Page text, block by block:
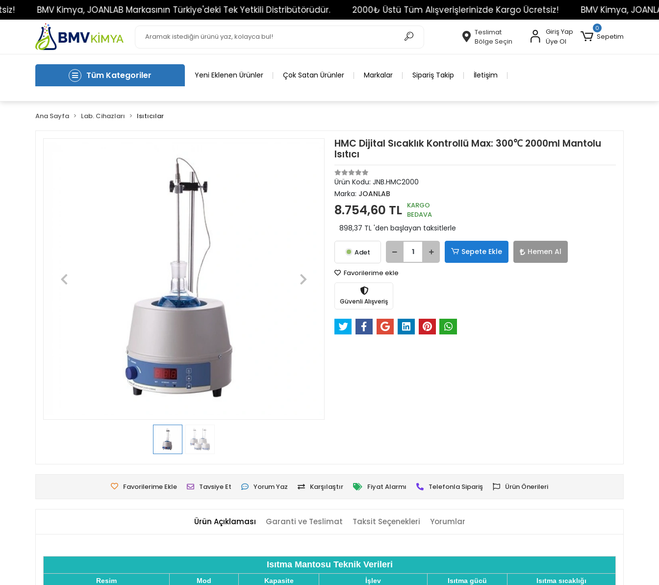
BMV Kimya, JOANLAB Markasının Türkiye'deki Tek Yetkili Distribütörüdür. 2000₺ Üstü Tüm Alışverişlerinizde Kargo Ücretsiz! BMV Kimya, JOANLAB
Teslimat
Bölge Seçin
Giriş Yap
Üye Ol
0
Sepetim
Tüm Kategoriler Yeni Eklenen Ürünler Çok Satan Ürünler Markalar Sipariş Takip İletişim
Ana Sayfa Lab. Cihazları Isıtıcılar
HMC Dijital Sıcaklık Kontrollü Max: 300℃ 2000ml Mantolu
Isıtıcı
Ürün Kodu: JNB.HMC2000
Marka: JOANLAB
8.754,60 TL KARGO
BEDAVA
898,37 TL 'den başlayan taksitlerle
Adet Sepete Ekle Hemen Al
Favorilerime ekle
Güvenli Alışveriş
Favorilerime Ekle Tavsiye Et Yorum Yaz Karşılaştır Fiyat Alarmı Telefonla Sipariş Ürün Önerileri
Ürün Açıklaması Garanti ve Teslimat Taksit Seçenekleri Yorumlar
Isıtma Mantosu Teknik Verileri
Resim Mod Kapasite İşlev Isıtma gücü Isıtma sıcaklığı